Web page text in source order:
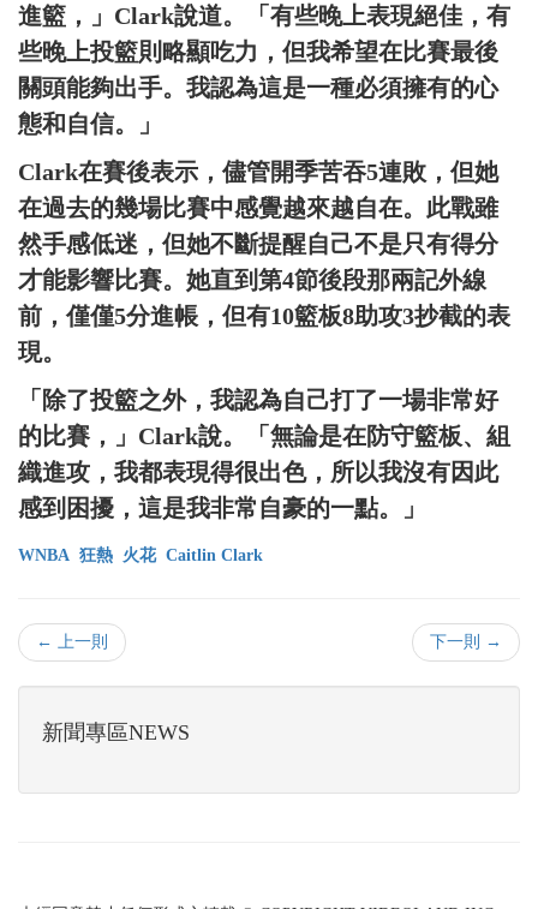
進籃，」Clark說道。「有些晚上表現絕佳，有
些晚上投籃則略顯吃力，但我希望在比賽最後
關頭能夠出手。我認為這是一種必須擁有的心
態和自信。」
Clark在賽後表示，儘管開季苦吞5連敗，但她
在過去的幾場比賽中感覺越來越自在。此戰雖
然手感低迷，但她不斷提醒自己不是只有得分
才能影響比賽。她直到第4節後段那兩記外線
前，僅僅5分進帳，但有10籃板8助攻3抄截的表
現。
「除了投籃之外，我認為自己打了一場非常好
的比賽，」Clark說。「無論是在防守籃板、組
織進攻，我都表現得很出色，所以我沒有因此
感到困擾，這是我非常自豪的一點。」
WNBA 狂熱 火花 Caitlin Clark
← 上一則 下一則 →
新聞專區NEWS